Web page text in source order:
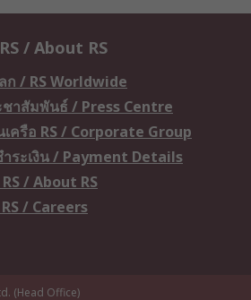
/ About RS
ก / RS Worldwide
ชาสัมพันธ์ / Press Centre
ครือ RS / Corporate Group
ระเงิน / Payment Details
RS / About RS
/ Careers
(Head Office)